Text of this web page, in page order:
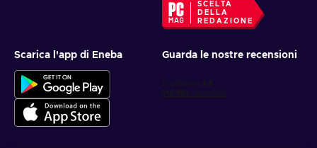
SCELTA
DELLA
REDAZIONE
Scarica l'app di Eneba Guarda le nostre recensioni